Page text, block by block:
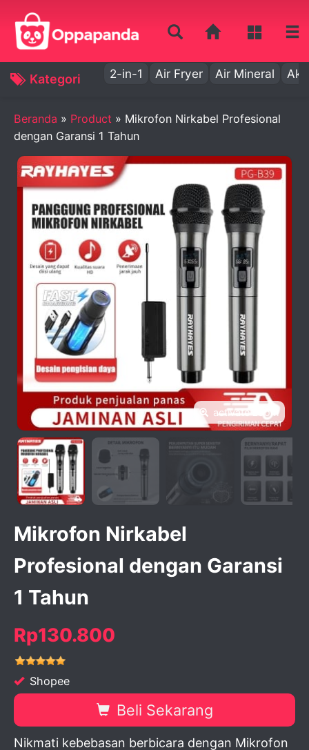
Kategori 2-in-1 Air Fryer Air Mineral Aki
Beranda » Product » Mikrofon Nirkabel Profesional
dengan Garansi 1 Tahun
activate zoom
Mikrofon Nirkabel
Profesional dengan Garansi
1 Tahun
Rp130.800
Shopee
Beli Sekarang
Nikmati kebebasan berbicara dengan Mikrofon